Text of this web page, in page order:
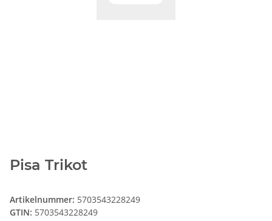
Pisa Trikot
Artikelnummer: 5703543228249
GTIN: 5703543228249